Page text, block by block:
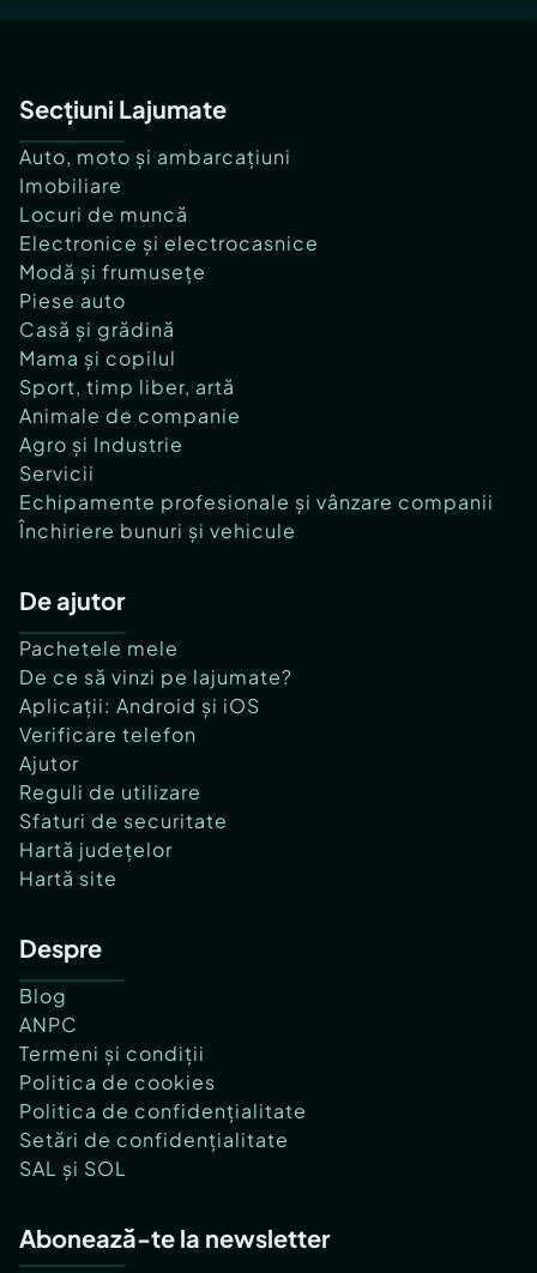
Secțiuni Lajumate
Auto, moto și ambarcațiuni
Imobiliare
Locuri de muncă
Electronice și electrocasnice
Modă și frumusețe
Piese auto
Casă și grădină
Mama și copilul
Sport, timp liber, artă
Animale de companie
Agro și Industrie
Servicii
Echipamente profesionale și vânzare companii
Închiriere bunuri și vehicule
De ajutor
Pachetele mele
De ce să vinzi pe lajumate?
Aplicații: Android și iOS
Verificare telefon
Ajutor
Reguli de utilizare
Sfaturi de securitate
Hartă județelor
Hartă site
Despre
Blog
ANPC
Termeni și condiții
Politica de cookies
Politica de confidențialitate
Setări de confidențialitate
SAL și SOL
Abonează-te la newsletter